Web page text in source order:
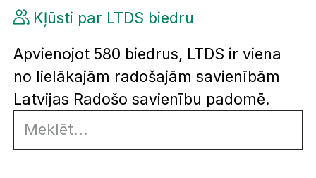
Kļūsti par LTDS biedru
Apvienojot 580 biedrus, LTDS ir viena
no lielākajām radošajām savienībām
Latvijas Radošo savienību padomē.